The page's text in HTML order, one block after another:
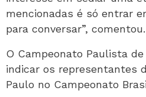
mencionadas é só entrar
para conversar”, comentou.
O Campeonato Paulista
indicar os representantes
Paulo no Campeonato